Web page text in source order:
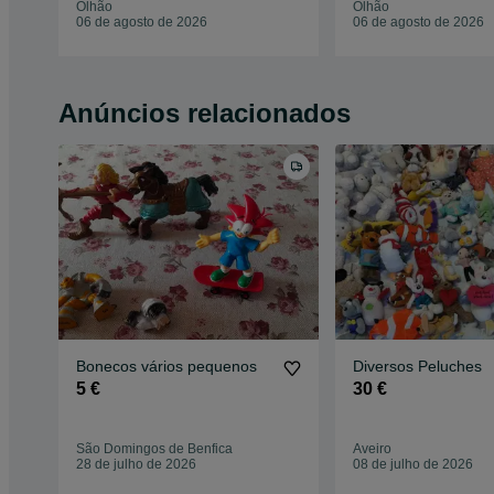
Olhão
06 de agosto de 2026
Olhão
06 de agosto de 2026
Anúncios relacionados
Bonecos vários pequenos
5 €
São Domingos de Benfica
28 de julho de 2026
Diversos Peluches
30 €
Aveiro
08 de julho de 2026